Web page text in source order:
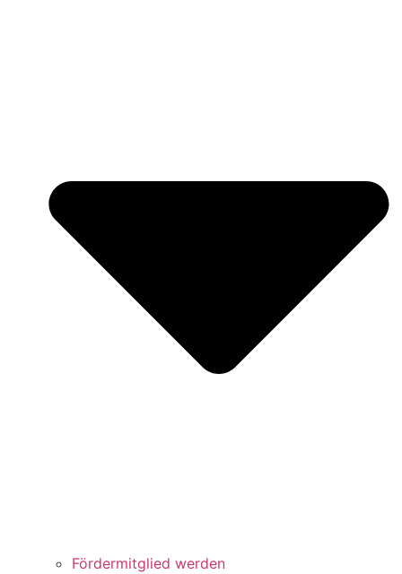
Fördermitglied werden